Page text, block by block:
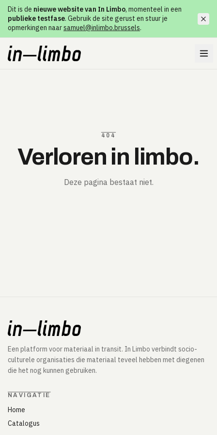
Dit is de nieuwe website van In Limbo, momenteel in een
publieke testfase. Gebruik de site gerust en stuur je
opmerkingen naarsamuel@inlimbo.brussels.
404
Verloren in limbo.
Deze pagina bestaat niet.
Een platform voor materiaal in transit. In Limbo verbindt socio-
culturele organisaties die materiaal teveel hebben met diegenen
die het nog kunnen gebruiken.
NAVIGATIE
Home
Catalogus